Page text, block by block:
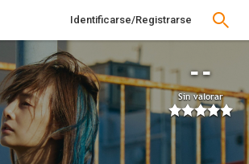
Identificarse/Registrarse
--
Sin valorar